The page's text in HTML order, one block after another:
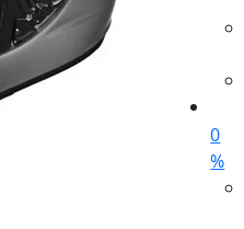
0
%